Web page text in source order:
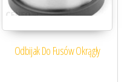
Odbijak Do Fusów Okrągły